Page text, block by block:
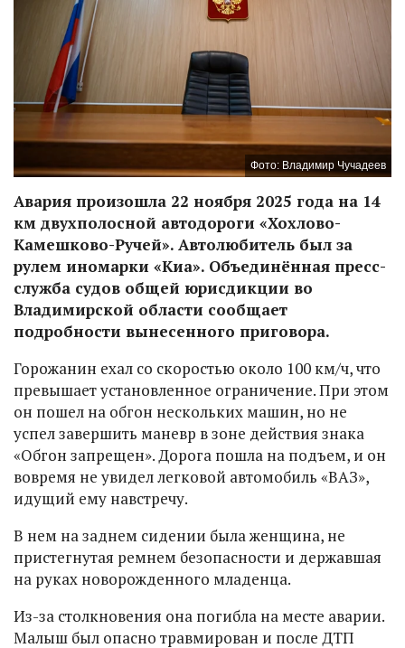
Фото: Владимир Чучадеев
Авария произошла 22 ноября 2025 года на 14
км двухполосной автодороги «Хохлово-
Камешково-Ручей». Автолюбитель был за
рулем иномарки «Киа». Объединённая пресс-
служба судов общей юрисдикции во
Владимирской области сообщает
подробности вынесенного приговора.
Горожанин ехал со скоростью около 100 км/ч, что
превышает установленное ограничение. При этом
он пошел на обгон нескольких машин, но не
успел завершить маневр в зоне действия знака
«Обгон запрещен». Дорога пошла на подъем, и он
вовремя не увидел легковой автомобиль «ВАЗ»,
идущий ему навстречу.
В нем на заднем сидении была женщина, не
пристегнутая ремнем безопасности и державшая
на руках новорожденного младенца.
Из-за столкновения она погибла на месте аварии.
Малыш был опасно травмирован и после ДТП